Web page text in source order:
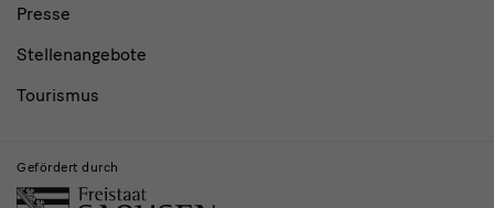
Presse
Stellenangebote
Tourismus
Gefördert durch